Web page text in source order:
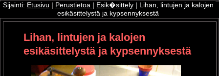
Sijainti: Etusivu Perustietoa Esik�sittely| Lihan, lintujen ja kalojen
esikäsittelystä ja kypsennyksestä
Lihan, lintujen ja kalojen
esikäsittelystä ja kypsennyksestä